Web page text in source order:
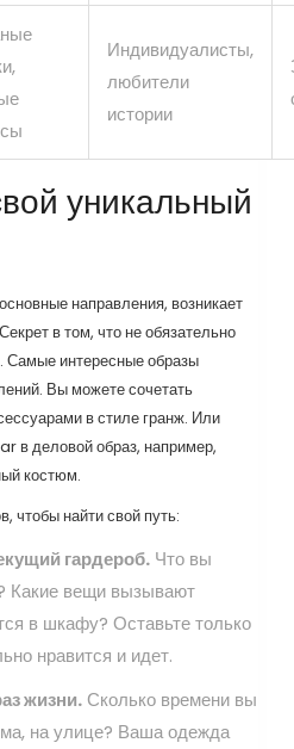
Индивидуалисты,
любители
истории
уникальный
направления, возникает
в том, что не обязательно
Самые интересные образы
Вы можете сочетать
в стиле гранж. Или
в деловой образ, например,
костюм.
чтобы найти свой путь:
гардероб. Что вы
Какие вещи вызывают
в шкафу? Оставьте только
нравится и идет.
жизни. Сколько времени вы
на улице? Ваша одежда